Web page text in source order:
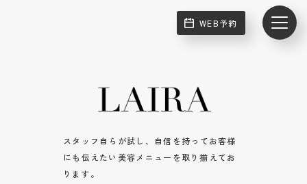
WEB予約
スタッフ自らが試し、自信を持ってお客様
にも伝えたい美容メニューを取り揃えてお
ります。